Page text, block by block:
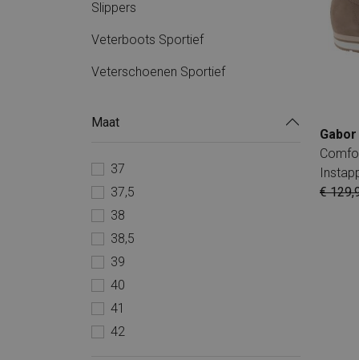
Slippers
Veterboots Sportief
Veterschoenen Sportief
Maat
37
37,5
38
38,5
39
40
41
42
Gabor
€